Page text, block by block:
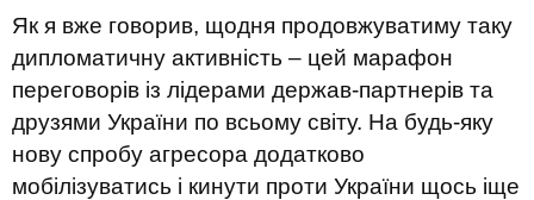
Як я вже говорив, щодня продовжуватиму таку
дипломатичну активність – цей марафон
переговорів із лідерами держав-партнерів та
друзями України по всьому світу. На будь-яку
нову спробу агресора додатково
мобілізуватись і кинути проти України щось іще